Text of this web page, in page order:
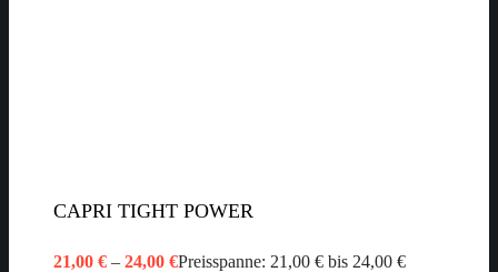
CAPRI TIGHT POWER
21,00 € – 24,00 €Preisspanne: 21,00 € bis 24,00 €